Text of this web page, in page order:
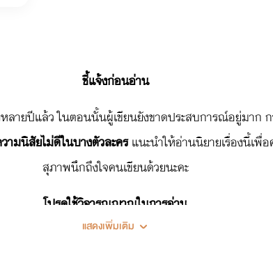
ชี้แจ้งก่อนอ่าน
ลายปีแล้ว ในตอนนั้นผู้เขียนยังขาดประสบการณ์อยู่มาก
มนิสัยไม่ดีในบางตัวละครแนะนำให้อ่านนิยายเรื่องนี้เพื่
สุภาพนึกถึงใจคนเขียนด้วยนะคะ
โปรดใช้วิจารณญาณในการอ่าน
แสดงเพิ่มเติม